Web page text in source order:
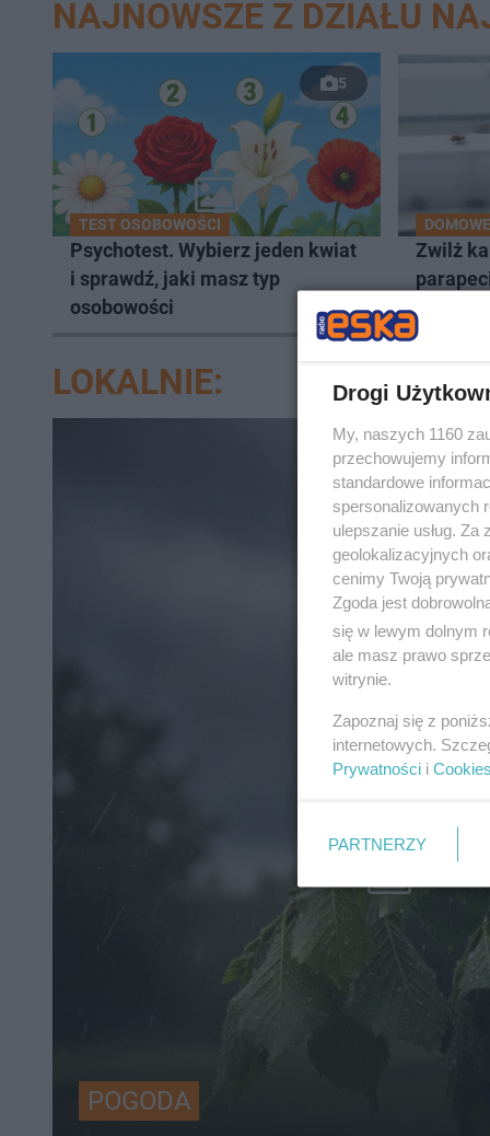
NAJNOWSZE Z DZIAŁU
5
TEST OSOBOWOŚCI
Psychotest. Wybierz jeden kwiat
i sprawdź, jaki masz typ
osobowości
Zwilż
wleci do
LOKALNIE:
POGODA
Drogi
My, naszych 1160
przechowujemy
standardowe
spersonalizowanych
ulepszanie usług.
geolokalizacyjnych
cenimy Twoją
Zgoda jest
się w lewym dolnym
ale masz prawo
witrynie.
Zapoznaj się z
internetowych.
Prywatności i Cookies
PARTNERZY